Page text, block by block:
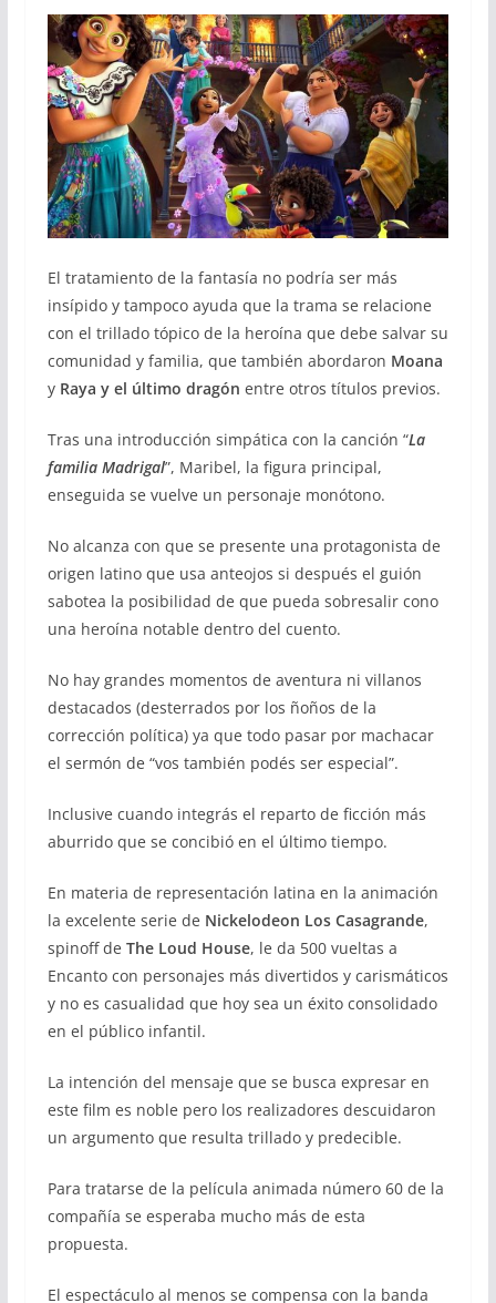
El tratamiento de la fantasía no podría ser más
insípido y tampoco ayuda que la trama se relacione
con el trillado tópico de la heroína que debe salvar su
comunidad y familia, que también abordaron Moana
y Raya y el último dragón entre otros títulos previos.
Tras una introducción simpática con la canción “La
familia Madrigal”, Maribel, la figura principal,
enseguida se vuelve un personaje monótono.
No alcanza con que se presente una protagonista de
origen latino que usa anteojos si después el guión
sabotea la posibilidad de que pueda sobresalir cono
una heroína notable dentro del cuento.
No hay grandes momentos de aventura ni villanos
destacados (desterrados por los ñoños de la
corrección política) ya que todo pasar por machacar
el sermón de “vos también podés ser especial”.
Inclusive cuando integrás el reparto de ficción más
aburrido que se concibió en el último tiempo.
En materia de representación latina en la animación
la excelente serie de Nickelodeon Los Casagrande,
spinoff de The Loud House, le da 500 vueltas a
Encanto con personajes más divertidos y carismáticos
y no es casualidad que hoy sea un éxito consolidado
en el público infantil.
La intención del mensaje que se busca expresar en
este film es noble pero los realizadores descuidaron
un argumento que resulta trillado y predecible.
Para tratarse de la película animada número 60 de la
compañía se esperaba mucho más de esta
propuesta.
El espectáculo al menos se compensa con la banda